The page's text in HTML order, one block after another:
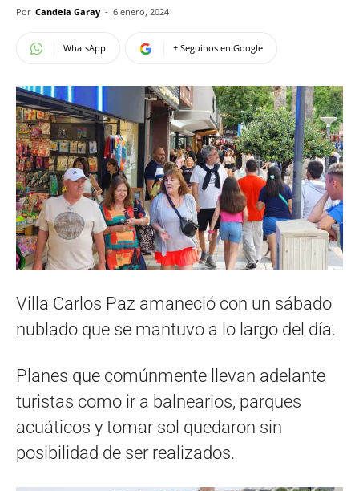
Por Candela Garay - 6 enero, 2024
WhatsApp + Seguinos en Google
Villa Carlos Paz amaneció con un sábado
nublado que se mantuvo a lo largo del día.
Planes que comúnmente llevan adelante
turistas como ir a balnearios, parques
acuáticos y tomar sol quedaron sin
posibilidad de ser realizados.